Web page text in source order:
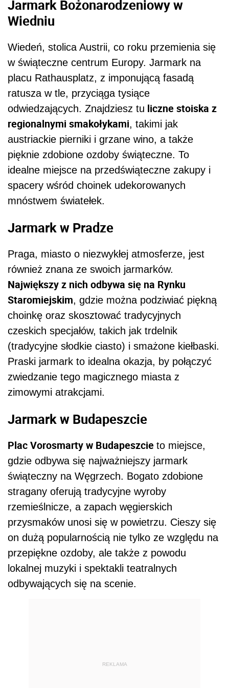
Jarmark Bożonarodzeniowy w
Wiedniu
Wiedeń, stolica Austrii, co roku przemienia się
w świąteczne centrum Europy. Jarmark na
placu Rathausplatz, z imponującą fasadą
ratusza w tle, przyciąga tysiące
odwiedzających. Znajdziesz tu liczne stoiska z
regionalnymi smakołykami, takimi jak
austriackie pierniki i grzane wino, a także
pięknie zdobione ozdoby świąteczne. To
idealne miejsce na przedświąteczne zakupy i
spacery wśród choinek udekorowanych
mnóstwem światełek.
Jarmark w Pradze
Praga, miasto o niezwykłej atmosferze, jest
również znana ze swoich jarmarków.
Największy z nich odbywa się na Rynku
Staromiejskim, gdzie można podziwiać piękną
choinkę oraz skosztować tradycyjnych
czeskich specjałów, takich jak trdelnik
(tradycyjne słodkie ciasto) i smażone kiełbaski.
Praski jarmark to idealna okazja, by połączyć
zwiedzanie tego magicznego miasta z
zimowymi atrakcjami.
Jarmark w Budapeszcie
Plac Vorosmarty w Budapeszcie to miejsce,
gdzie odbywa się najważniejszy jarmark
świąteczny na Węgrzech. Bogato zdobione
stragany oferują tradycyjne wyroby
rzemieślnicze, a zapach węgierskich
przysmaków unosi się w powietrzu. Cieszy się
on dużą popularnością nie tylko ze względu na
przepiękne ozdoby, ale także z powodu
lokalnej muzyki i spektakli teatralnych
odbywających się na scenie.
REKLAMA